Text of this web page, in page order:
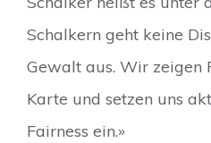
Schalkern geht keine
Gewalt aus. Wir zeigen
Karte und setzen uns
Fairness ein.»